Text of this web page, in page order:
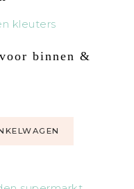
binnen &